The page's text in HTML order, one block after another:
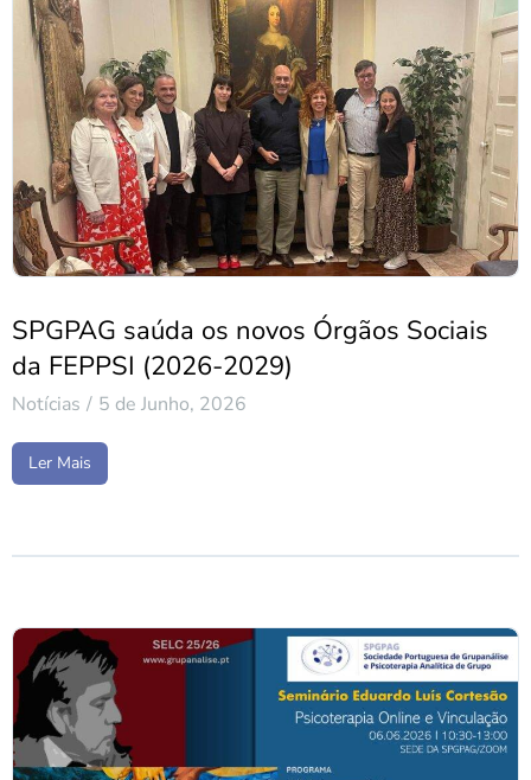
SPGPAG saúda os novos Órgãos Sociais
da FEPPSI (2026-2029)
Notícias 5 de Junho, 2026
Ler Mais